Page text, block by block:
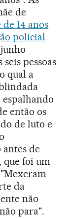
de
14 anos
policial
pessoas
qual a
então os
de luto e
de
que foi um
da
não
para".